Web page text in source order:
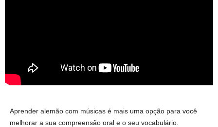
Aprender alemão com músicas é mais uma opção para você
melhorar a sua compreensão oral e o seu vocabulário.